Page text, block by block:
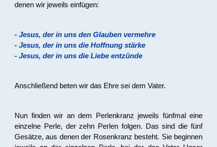
denen wir jeweils einfügen:
- Jesus, der in uns den Glauben vermehre
- Jesus, der in uns die Hoffnung stärke
- Jesus, der in uns die Liebe entzünde
Anschließend beten wir das Ehre sei dem Vater.
Nun finden wir an dem Perlenkranz jeweils fünfmal eine
einzelne Perle, der zehn Perlen folgen. Das sind die fünf
Gesätze, aus denen der Rosenkranz besteht. Sie beginnen